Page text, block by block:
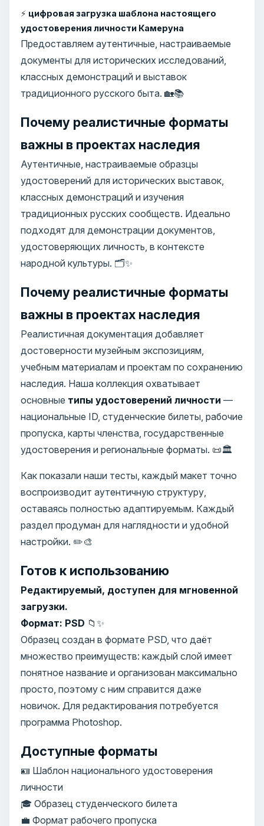
⚡ цифровая загрузка шаблона настоящего
удостоверения личности Камеруна
Предоставляем аутентичные, настраиваемые
документы для исторических исследований,
классных демонстраций и выставок
традиционного русского быта. 🏡📚
Почему реалистичные форматы
важны в проектах наследия
Аутентичные, настраиваемые образцы
удостоверений для исторических выставок,
классных демонстраций и изучения
традиционных русских сообществ. Идеально
подходят для демонстрации документов,
удостоверяющих личность, в контексте
народной культуры. 🗂️✨
Почему реалистичные форматы
важны в проектах наследия
Реалистичная документация добавляет
достоверности музейным экспозициям,
учебным материалам и проектам по сохранению
наследия. Наша коллекция охватывает
основные типы удостоверений личности —
национальные ID, студенческие билеты, рабочие
пропуска, карты членства, государственные
удостоверения и региональные форматы. 📜🏛️
Как показали наши тесты, каждый макет точно
воспроизводит аутентичную структуру,
оставаясь полностью адаптируемым. Каждый
раздел продуман для наглядности и удобной
настройки. ✏️🎨
Готов к использованию
Редактируемый, доступен для мгновенной
загрузки.
Формат: PSD 📁✨
Образец создан в формате PSD, что даёт
множество преимуществ: каждый слой имеет
понятное название и организован максимально
просто, поэтому с ним справится даже
новичок. Для редактирования потребуется
программа Photoshop.
Доступные форматы
🪪 Шаблон национального удостоверения
личности
🎓 Образец студенческого билета
💼 Формат рабочего пропуска